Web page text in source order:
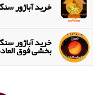
خرید آباژور
خرید آباژور
بخشی فوق